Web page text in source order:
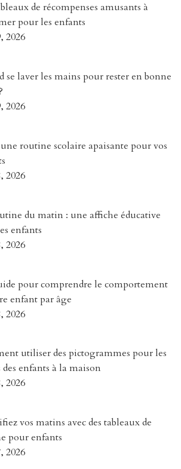
de récompenses amusants à
pour les enfants
2026
se laver les mains pour rester en bonne
2026
routine scolaire apaisante pour vos
2026
du matin : une affiche éducative
enfants
2026
pour comprendre le comportement
enfant par âge
2026
utiliser des pictogrammes pour les
des enfants à la maison
2026
vos matins avec des tableaux de
pour enfants
2026